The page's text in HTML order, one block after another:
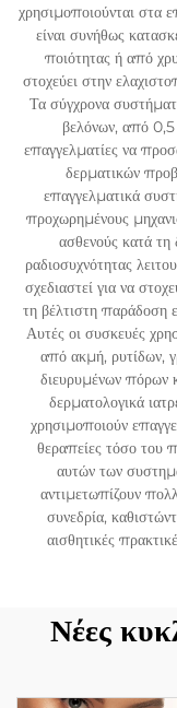
χρησιμοποιούνται
είναι συνήθως
ποιότητας ή από
στοχεύει στην
Τα σύγχρονα
βελόνων, από
επαγγελματίες να
δερματικών
επαγγελματικά
προχωρημένους
ασθενούς κατά τη
ραδιοσυχνότητας
σχεδιαστεί για να
τη βέλτιστη παράδοση
Αυτές οι συσκευές
από ακμή, ρυτίδων,
διευρυμένων πόρων
δερματολογικά
χρησιμοποιούν
θεραπείες τόσο του
αυτών των
αντιμετωπίζουν
συνεδρία,
αισθητικές
Νέες